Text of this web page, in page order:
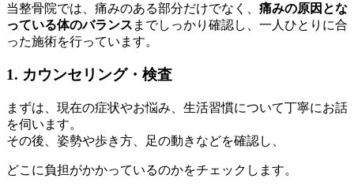
当整骨院では、痛みのある部分だけでなく、 痛みの原因とな
っている体のバランス までしっかり確認し、一人ひとりに合
った施術を行っています。
1. カウンセリング・検査
まずは、現在の症状やお悩み、生活習慣について丁寧にお話
を伺います。
その後、姿勢や歩き方、足の動きなどを確認し、
どこに負担がかかっているのかをチェックします。